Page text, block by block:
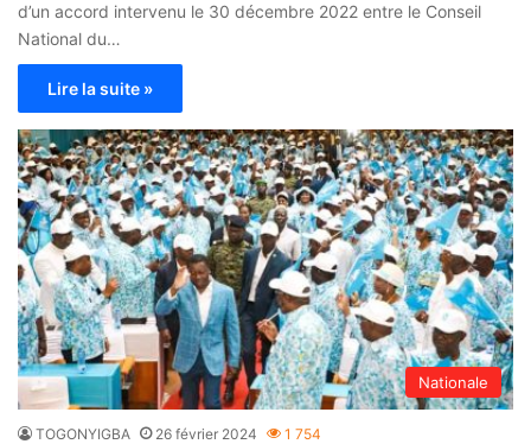
d’un accord intervenu le 30 décembre 2022 entre le Conseil
National du…
Lire la suite »
Nationale
TOGONYIGBA 26 février 2024 1 754